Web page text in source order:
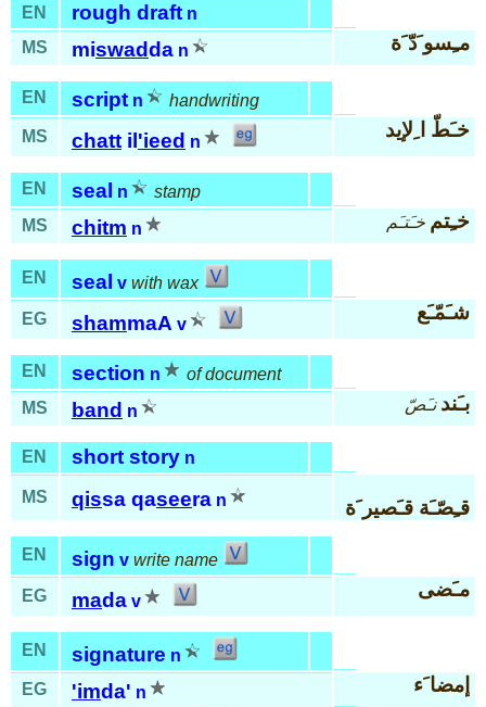
EN rough draft n
MS
miswadda n مـِسو َدّ َة
EN script n
handwriting
MS
chatt il 'ieed n
خـَطّ ا ِلإيد
EN seal n
stamp
MS
chitm n خـِتم خـَتـَم
EN seal v with wax
EG
shammaA v
شـَمّـَع
EN section n
of document
MS
band n بـَند نـَصّ
EN short story n
MS qissa qaseera n قـِصّـَة قـَصير َة
EN sign v write name
EG
mada v
مـَضى
EN signature n
EG
'imda' n إمضا َء